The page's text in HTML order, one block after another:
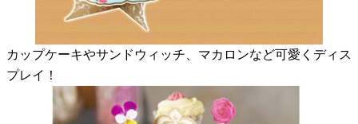
カップケーキやサンドウィッチ、マカロンなど可愛くディス
プレイ！